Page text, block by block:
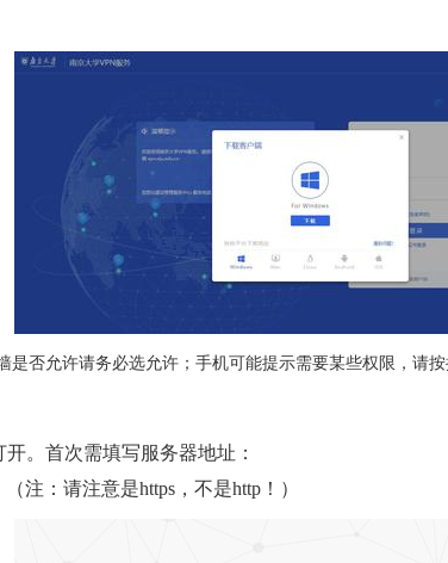
否允许请务必选允许；手机可能提示需要某些权限，请按
。 首次需填写服务器地址：
（注：请注意是https，不是http！）